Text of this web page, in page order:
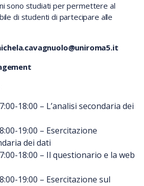
sono studiati per permettere al
di studenti di partecipare alle
18:00 – L’analisi secondaria dei
19:00 – Esercitazione
dei dati
18:00 – Il questionario e la web
19:00 – Esercitazione sul